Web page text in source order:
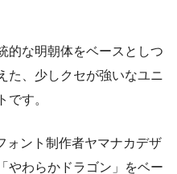
的な明朝体をベースとしつ
た、少しクセが強いなユニ
です。
ォント制作者ヤマナカデザ
やわらかドラゴン」をベー